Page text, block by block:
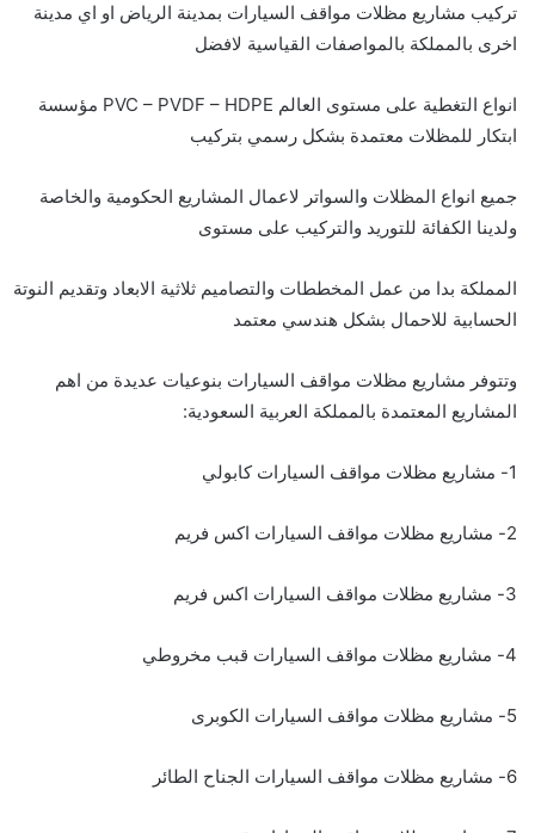
تركيب مشاريع مظلات مواقف السيارات بمدينة الرياض او اي مدينة
اخرى بالمملكة بالمواصفات القياسية لافضل
انواع التغطية على مستوى العالم PVC – PVDF – HDPE مؤسسة
ابتكار للمظلات معتمدة بشكل رسمي بتركيب
جميع انواع المظلات والسواتر لاعمال المشاريع الحكومية والخاصة
ولدينا الكفائة للتوريد والتركيب على مستوى
المملكة بدا من عمل المخططات والتصاميم ثلاثية الابعاد وتقديم النوتة
الحسابية للاحمال بشكل هندسي معتمد
وتتوفر مشاريع مظلات مواقف السيارات بنوعيات عديدة من اهم
المشاريع المعتمدة بالمملكة العربية السعودية:
1- مشاريع مظلات مواقف السيارات كابولي
2- مشاريع مظلات مواقف السيارات اكس فريم
3- مشاريع مظلات مواقف السيارات اكس فريم
4- مشاريع مظلات مواقف السيارات قبب مخروطي
5- مشاريع مظلات مواقف السيارات الكوبرى
6- مشاريع مظلات مواقف السيارات الجناح الطائر